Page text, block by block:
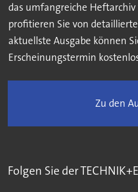
das umfangreiche
profitieren Sie von
aktuellste Ausgabe können
Erscheinungstermin
Zu den
Folgen Sie der